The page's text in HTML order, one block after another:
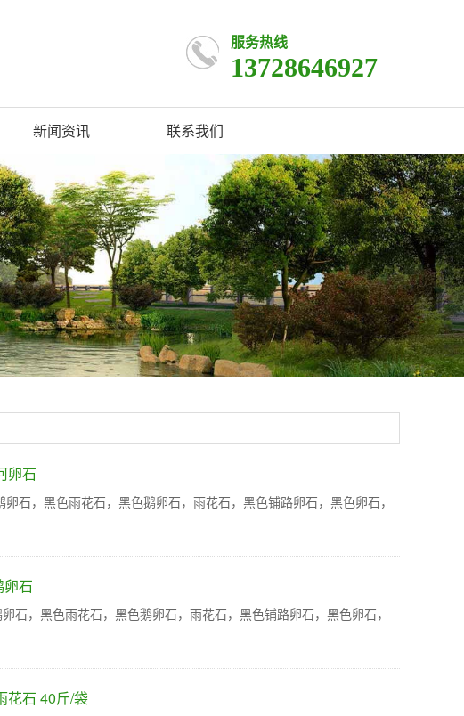
服务热线
13728646927
新闻资讯 联系我们
卵石
石，黑色雨花石，黑色鹅卵石，雨花石，黑色铺路卵石，黑色卵石，
石
石，黑色雨花石，黑色鹅卵石，雨花石，黑色铺路卵石，黑色卵石，
花石 40斤/袋